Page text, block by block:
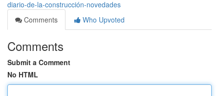
diario-de-la-construcción-novedades
Comments
Who Upvoted
Comments
Submit a Comment
No HTML